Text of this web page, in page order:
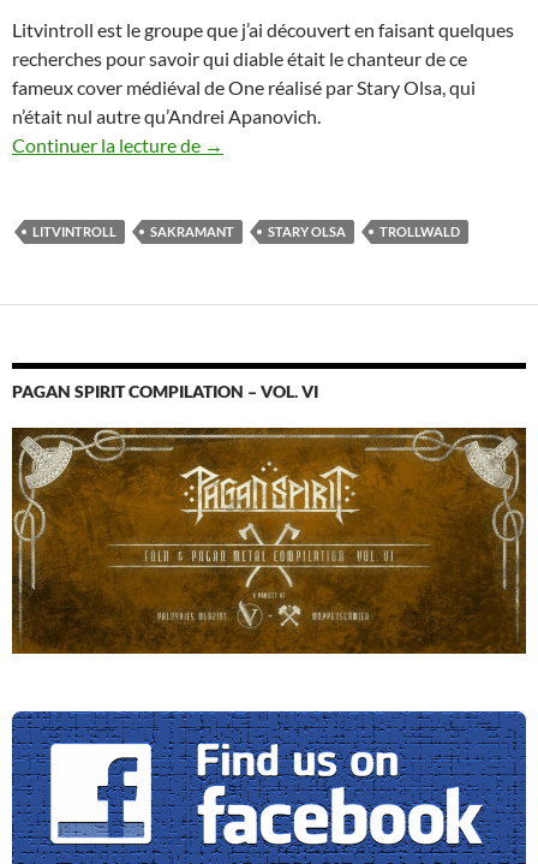
Litvintroll est le groupe que j’ai découvert en faisant quelques
recherches pour savoir qui diable était le chanteur de ce
fameux cover médiéval de One réalisé par Stary Olsa, qui
n’était nul autre qu’Andrei Apanovich.
Continuer la lecture de Trolls de Biélorussie : de Litvintroll à
→
LITVINTROLL SAKRAMANT STARY OLSA TROLLWALD
PAGAN SPIRIT COMPILATION – VOL. VI